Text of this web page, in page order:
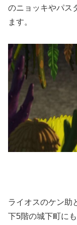
のニョッキやパス
ます。
ライオスのケン助
下5階の城下町に